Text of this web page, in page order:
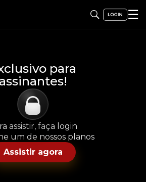
☰
para
assinantes!
assistir, faça login
um de nossos planos
Assistir agora